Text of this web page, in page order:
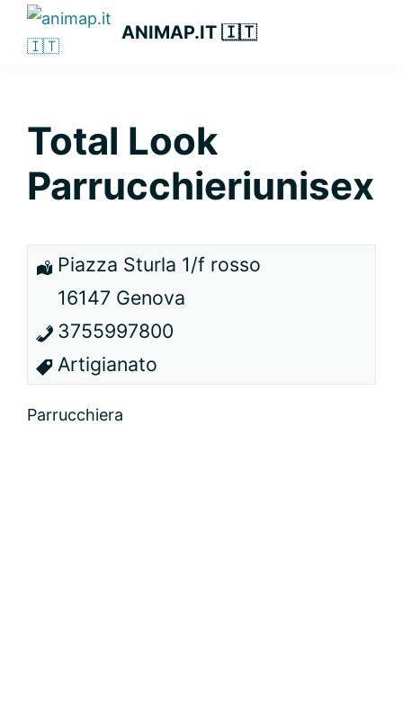
Passa
Passa
Passa
primaria
ANIMAP.IT 🇮🇹
Total Look
Parrucchieriunisex
Piazza Sturla 1/f rosso
16147 Genova
3755997800
Artigianato
Parrucchiera